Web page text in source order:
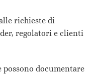
richieste di
regolatori e clienti
documentare